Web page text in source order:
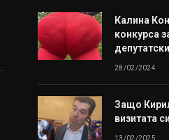
Калина
конкурса
28/02/2024
Защо
визитата
13/02/2025